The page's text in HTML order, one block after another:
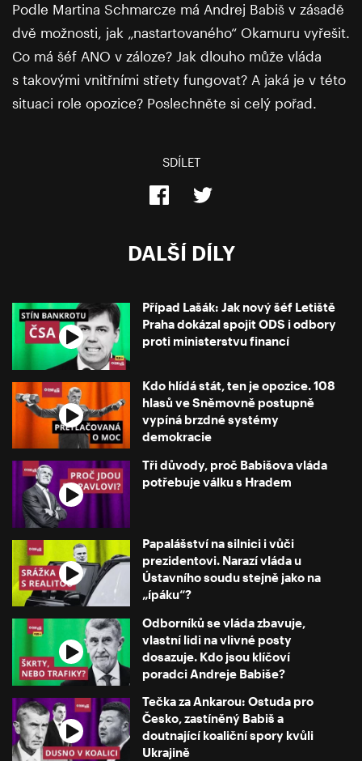
Podle Martina Schmarcze má Andrej Babiš v zásadě
dvě možnosti, jak „nastartovaného“ Okamuru vyřešit.
Co má šéf ANO v záloze? Jak dlouho může vláda
s takovými vnitřními střety fungovat? A jaká je v této
situaci role opozice? Poslechněte si celý pořad.
SDÍLET
DALŠÍ DÍLY
Případ Lašák: Jak nový šéf Letiště
Praha dokázal spojit ODS i odbory
proti ministerstvu financí
Kdo hlídá stát, ten je opozice. 108
hlasů ve Sněmovně postupně
vypíná brzdné systémy
demokracie
Tři důvody, proč Babišova vláda
potřebuje válku s Hradem
Papalášství na silnici i vůči
prezidentovi. Narazí vláda u
Ústavního soudu stejně jako na
„ípáku“?
Odborníků se vláda zbavuje,
vlastní lidi na vlivné posty
dosazuje. Kdo jsou klíčoví
poradci Andreje Babiše?
Tečka za Ankarou: Ostuda pro
Česko, zastíněný Babiš a
doutnající koaliční spory kvůli
Ukrajině